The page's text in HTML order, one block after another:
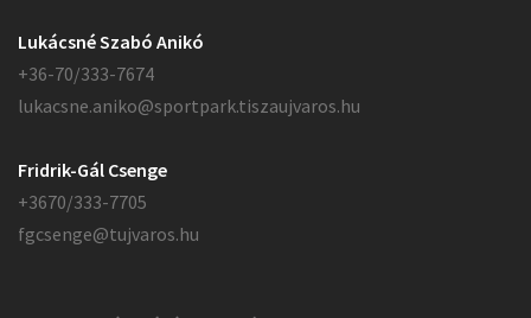
Lukácsné Szabó Anikó
+36-70/333-7674
lukacsne.aniko@sportpark.tiszaujvaros.hu
Fridrik-Gál Csenge
+3670/333-7705
fgcsenge@tujvaros.hu